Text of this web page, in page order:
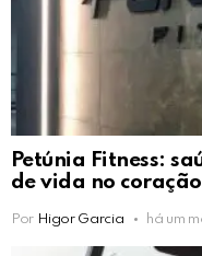
Petúnia Fitness:
de vida no coração
Por Higor Garcia há um